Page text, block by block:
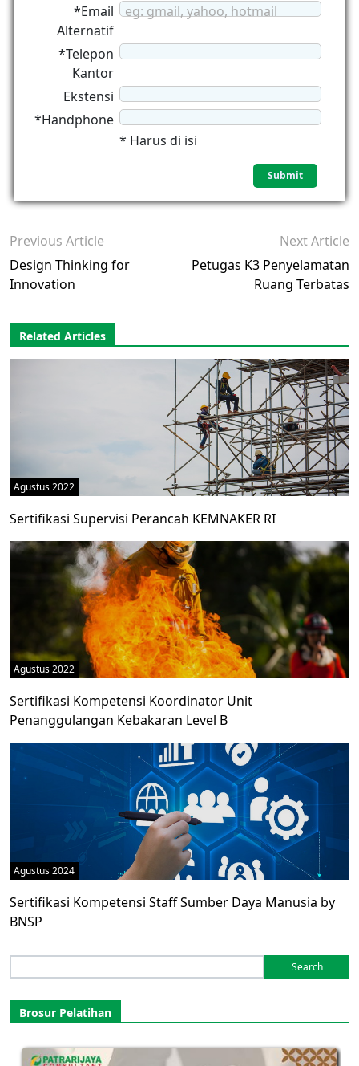
*Email
Alternatif
eg: gmail, yahoo, hotmail
*Telepon
Kantor
Ekstensi
*Handphone
* Harus di isi
Previous Article
Design Thinking for
Innovation
Next Article
Petugas K3 Penyelamatan
Ruang Terbatas
Related Articles
Agustus 2022
Sertifikasi Supervisi Perancah KEMNAKER RI
Agustus 2022
Sertifikasi Kompetensi Koordinator Unit
Penanggulangan Kebakaran Level B
Agustus 2024
Sertifikasi Kompetensi Staff Sumber Daya Manusia by
BNSP
for:
Brosur Pelatihan